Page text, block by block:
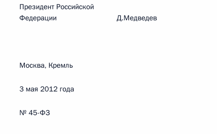
Президент Российской
Федерации Д.Медведев
Москва, Кремль
3 мая 2012 года
№ 45-ФЗ